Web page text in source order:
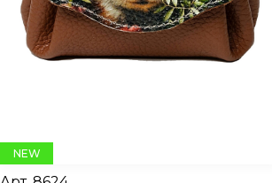
NEW